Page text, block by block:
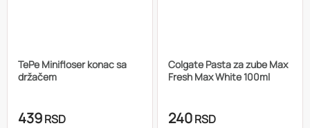
TePe Minifloser konac sa
držačem
439RSD
Colgate Pasta za zube Max
Fresh Max White 100ml
240RSD